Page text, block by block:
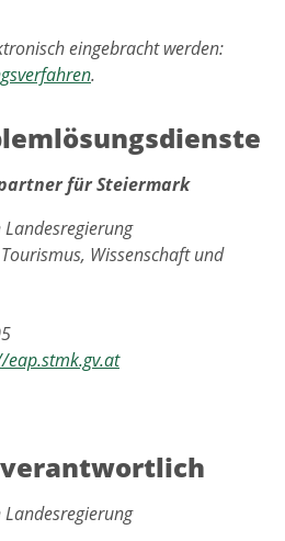
eingebracht werden:
.
für Steiermark
Wissenschaft und
eap.stmk.gv.at